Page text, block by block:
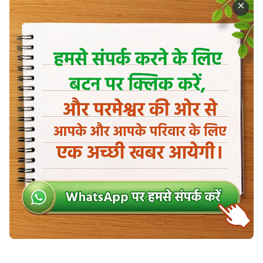
शासन और इन व्यवस्थाओं पर उसके नियंत्रण के कारण ही यह
सब—यह सब, जिसे मानवजाति देखती और जिसका आनंद लेती
है—सुव्यवस्थित तरीके से पृथ्वी पर मौजूद रह सकता है। तो
परमेश्वर पृथ्वी पर मौजूद इन सभी विभिन्न भूभागों का प्रबंधन इस
तरह क्यों करता है? उसका उद्देश्य यह है कि विभिन्न भौगोलिक
परिवेशों में रहने वाले सभी प्राणियों के पास एक स्थिर परिवेश हो,
और वे उस स्थिर परिवेश में जीते रहने और वंश-वृद्धि करने में
सक्षम हों। ये सभी चीजें—चाहे वे चल हों या अचल, अपने नथुनों
से साँस लेती हों या न लेती हों—मानवजाति के अस्तित्व के लिए
एक विशिष्ट परिवेश का निर्माण करती हैं। केवल इसी प्रकार का
परिवेश पीढ़ी-दर-पीढ़ी मनुष्यों का पालन-पोषण करने में सक्षम है,
और केवल इसी प्रकार का परिवेश मनुष्यों को पीढ़ी-दर-पीढ़ी
शांतिपूर्वक ढंग से जीते रहने दे सकता है।
मैंने जिस विषय पर अभी-अभी बात की है, वह कुछ बड़ा है,